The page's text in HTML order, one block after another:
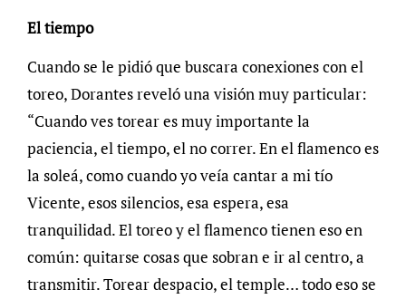
El tiempo
Cuando se le pidió que buscara conexiones con el
toreo, Dorantes reveló una visión muy particular:
“Cuando ves torear es muy importante la
paciencia, el tiempo, el no correr. En el flamenco es
la soleá, como cuando yo veía cantar a mi tío
Vicente, esos silencios, esa espera, esa
tranquilidad. El toreo y el flamenco tienen eso en
común: quitarse cosas que sobran e ir al centro, a
transmitir. Torear despacio, el temple… todo eso se